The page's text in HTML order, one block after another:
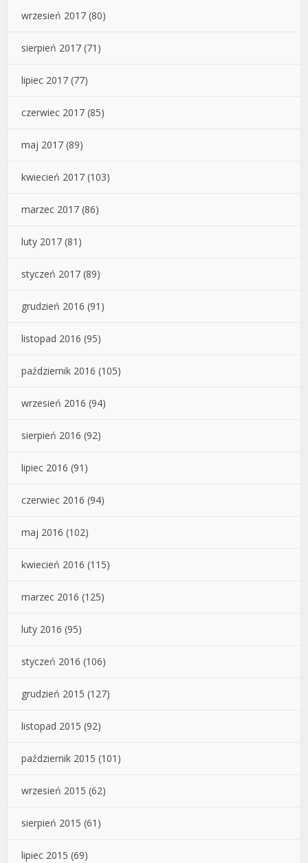
wrzesień 2017 (80)
sierpień 2017 (71)
lipiec 2017 (77)
czerwiec 2017 (85)
maj 2017 (89)
kwiecień 2017 (103)
marzec 2017 (86)
luty 2017 (81)
styczeń 2017 (89)
grudzień 2016 (91)
listopad 2016 (95)
październik 2016 (105)
wrzesień 2016 (94)
sierpień 2016 (92)
lipiec 2016 (91)
czerwiec 2016 (94)
maj 2016 (102)
kwiecień 2016 (115)
marzec 2016 (125)
luty 2016 (95)
styczeń 2016 (106)
grudzień 2015 (127)
listopad 2015 (92)
październik 2015 (101)
wrzesień 2015 (62)
sierpień 2015 (61)
lipiec 2015 (69)